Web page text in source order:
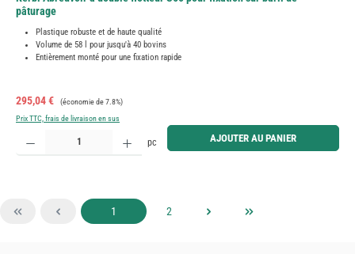
pâturage
Plastique robuste et de haute qualité
Volume de 58 l pour jusqu'à 40 bovins
Entièrement monté pour une fixation rapide
Prix de vente :
295,04 € Prix régulier :
(économie de 7.8%)
Prix TTC, frais de livraison en sus
Quantité de produit : Entrez la quantité souhaitée ou utilisez les boutons pour augmenter ou
pc AJOUTER AU PANIER
Page
1 Page
2